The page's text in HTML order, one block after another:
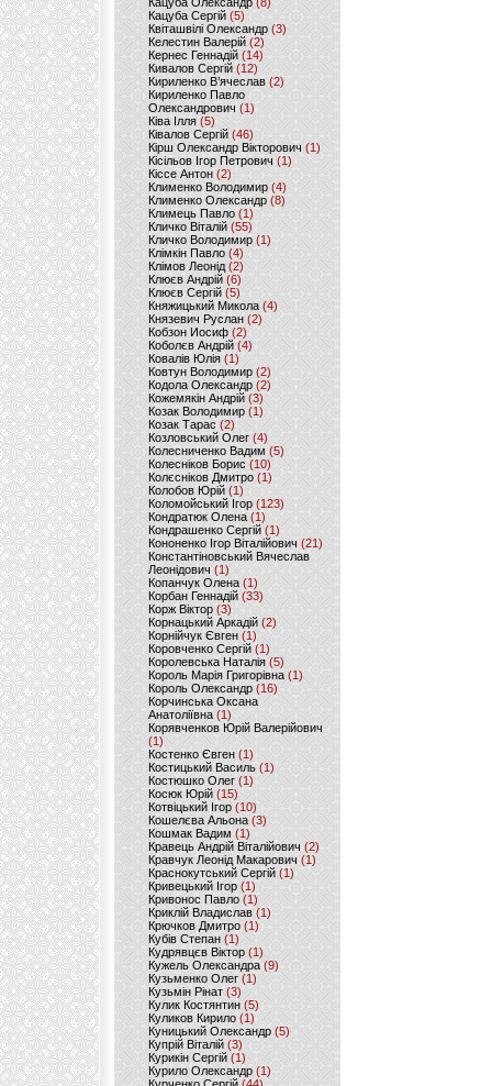
Кацуба Сергій (5)
Квіташвілі Олександр(3)
Келестин Валерій(2)
Кернес Геннадій (14)
Кивалов Сергій (12)
Кириленко В’ячеслав (2)
Кириленко Павло
Олександрович (1)
Ківа Ілля (5)
Ківалов Сергій(46)
Кірш Олександр Вікторович (1)
Кісільов Ігор Петрович (1)
Кіссе Антон (2)
Клименко Володимир(4)
Клименко Олександр (8)
Климець Павло (1)
Кличко Віталій(55)
Кличко Володимир (1)
Клімкін Павло (4)
Клімов Леонід(2)
Клюєв Андрій(6)
Клюєв Сергій (5)
Княжицький Микола(4)
Князевич Руслан (2)
Кобзон Иосиф(2)
Коболєв Андрій (4)
Ковалів Юлія(1)
Ковтун Володимир (2)
Кодола Олександр (2)
Кожемякін Андрій (3)
Козак Володимир (1)
Козак Тарас (2)
Козловський Олег(4)
Колесниченко Вадим (5)
Колесніков Борис (10)
Колєсніков Дмитро (1)
Колобов Юрій (1)
Коломойський Ігор (123)
Кондратюк Олена(1)
Кондрашенко Сергій (1)
Кононенко Ігор Віталійович (21)
Константіновський Вячеслав
Леонідович (1)
Копанчук Олена (1)
Корбан Геннадій (33)
Корж Віктор (3)
Корнацький Аркадій (2)
Корнійчук Євген (1)
Коровченко Сергій (1)
Королевська Наталія(5)
Король Марія Григорівна (1)
Король Олександр (16)
Корчинська Оксана
Анатоліївна (1)
Корявченков Юрій Валерійович
(1)
Костенко Євген (1)
Костицький Василь (1)
Костюшко Олег (1)
Косюк Юрій (15)
Котвіцький Ігор (10)
Кошелєва Альона(3)
Кошмак Вадим (1)
Кравець Андрій Віталійович (2)
Кравчук Леонід Макарович (1)
Краснокутський Сергій (1)
Кривецький Ігор (1)
Кривонос Павло (1)
Криклій Владислав (1)
Крючков Дмитро(1)
Кубів Степан(1)
Кудрявцєв Віктор (1)
Кужель Олександра (9)
Кузьменко Олег (1)
Кузьмін Рінат(3)
Кулик Костянтин(5)
Куликов Кирило (1)
Куницький Олександр (5)
Купрій Віталій (3)
Курикін Сергій(1)
Курило Олександр (1)